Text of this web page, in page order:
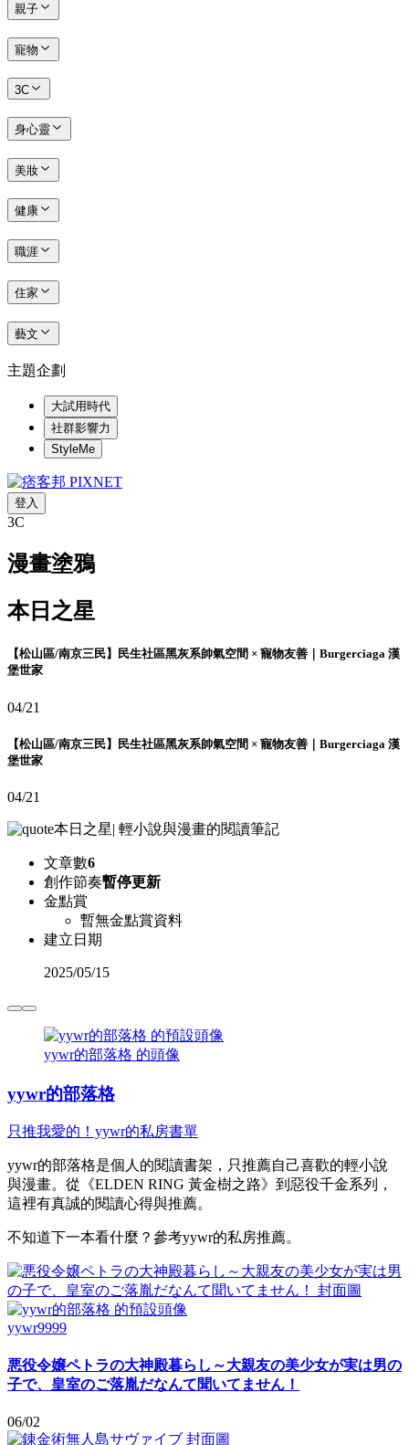
親子
寵物
3C
身心靈
美妝
健康
職涯
住家
藝文
主題企劃
大試用時代
社群影響力
StyleMe
登入
3C
漫畫塗鴉
本日之星
【松山區/南京三民】民生社區黑灰系帥氣空間 × 寵物友善｜Burgerciaga 漢
堡世家
04/21
【松山區/南京三民】民生社區黑灰系帥氣空間 × 寵物友善｜Burgerciaga 漢
堡世家
04/21
本日之星| 輕小說與漫畫的閱讀筆記
文章數6
創作節奏暫停更新
金點賞
暫無金點賞資料
建立日期
2025/05/15
yywr的部落格 的頭像
yywr的部落格
只推我愛的！yywr的私房書單
yywr的部落格是個人的閱讀書架，只推薦自己喜歡的輕小說
與漫畫。從《ELDEN RING 黃金樹之路》到惡役千金系列，
這裡有真誠的閱讀心得與推薦。
不知道下一本看什麼？參考yywr的私房推薦。
yywr9999
悪役令嬢ペトラの大神殿暮らし～大親友の美少女が実は男の
子で、皇室のご落胤だなんて聞いてません！
06/02